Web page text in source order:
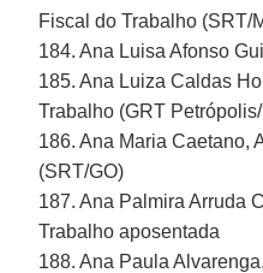
Fiscal do Trabalho (SRT/
184. Ana Luisa Afonso
185. Ana Luiza Caldas
Trabalho (GRT
186. Ana Maria Caetano,
(SRT/GO)
187. Ana Palmira Arruda
Trabalho aposentada
188. Ana Paula